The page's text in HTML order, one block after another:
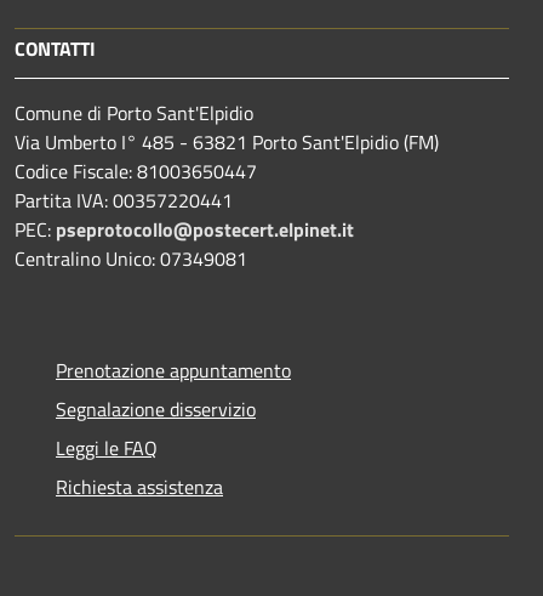
CONTATTI
Comune di Porto Sant'Elpidio
Via Umberto I° 485 - 63821 Porto Sant'Elpidio (FM)
Codice Fiscale: 81003650447
Partita IVA: 00357220441
PEC: pseprotocollo@postecert.elpinet.it
Centralino Unico: 07349081
Prenotazione appuntamento
Segnalazione disservizio
Leggi le FAQ
Richiesta assistenza